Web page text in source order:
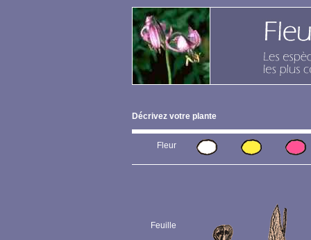
Décrivez votre plante
Fleur
Feuille